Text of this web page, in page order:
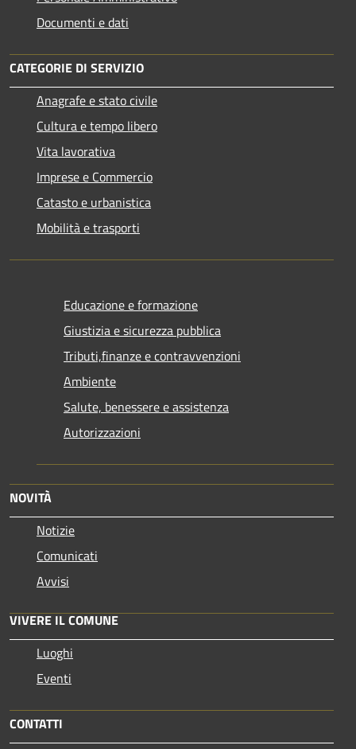
Documenti e dati
CATEGORIE DI SERVIZIO
Anagrafe e stato civile
Cultura e tempo libero
Vita lavorativa
Imprese e Commercio
Catasto e urbanistica
Mobilità e trasporti
Educazione e formazione
Giustizia e sicurezza pubblica
Tributi,finanze e contravvenzioni
Ambiente
Salute, benessere e assistenza
Autorizzazioni
NOVITÀ
Notizie
Comunicati
Avvisi
VIVERE IL COMUNE
Luoghi
Eventi
CONTATTI